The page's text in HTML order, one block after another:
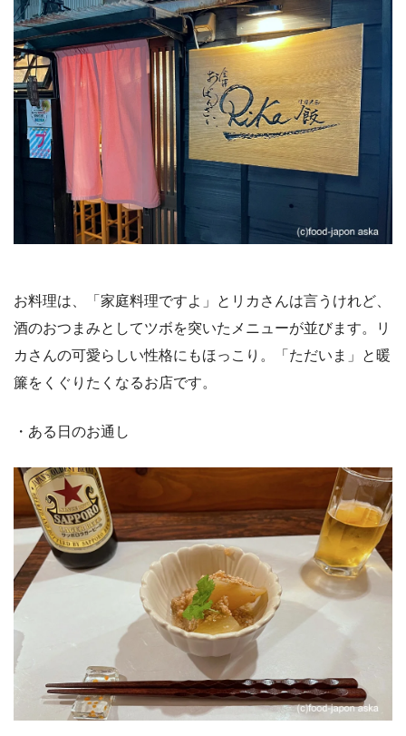
お料理は、「家庭料理ですよ」とリカさんは言うけれど、
酒のおつまみとしてツボを突いたメニューが並びます。リ
カさんの可愛らしい性格にもほっこり。「ただいま」と暖
簾をくぐりたくなるお店です。
・ある日のお通し